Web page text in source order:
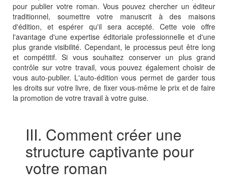
pour publier votre roman. Vous pouvez chercher un éditeur
traditionnel, soumettre votre manuscrit à des maisons
d'édition, et espérer qu'il sera accepté. Cette voie offre
l'avantage d'une expertise éditoriale professionnelle et d'une
plus grande visibilité. Cependant, le processus peut être long
et compétitif. Si vous souhaitez conserver un plus grand
contrôle sur votre travail, vous pouvez également choisir de
vous auto-publier. L'auto-édition vous permet de garder tous
les droits sur votre livre, de fixer vous-même le prix et de faire
la promotion de votre travail à votre guise.
III. Comment créer une
structure captivante pour
votre roman